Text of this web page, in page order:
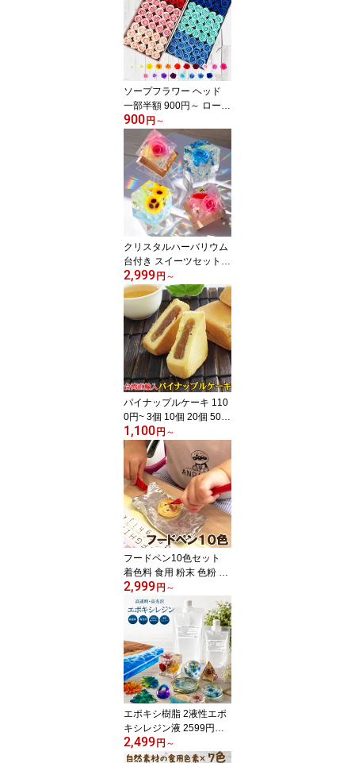
い 父の日のプレゼント
お礼 送別 バラ ローズ ひ
まわり 送料無料 即日発
送
ソープフラワー ヘッド
一部半額 900円～ ローズ
大輪ローズ ミニローズ
オースティンローズ 2色
ローズ レインボーローズ
カーネーション 芍薬 シ
ャクヤク 牡丹 ピンポン
マム 紫陽花 アジサイ バ
ラ 材料 花材 造花 シャボ
ンフラワー 石鹸花 手作
り 枯れない
900 円 ～
クリスタルハーバリウム
台付き スイーツセット選
択可 花 プレゼント ギフ
ト 誕生日 お祝い お礼 女
性 母親 妻 友人 おしゃれ
インテリア 枯れない花
送料無料
2,999 円 ～
パイナップルケーキ 110
0円~ 3個 10個 20個 50個
台湾製 送料無料 お土産
焼き菓子 茶菓子 台湾ス
イーツ クッキー 中華菓
子 お茶請け お試し パイ
ナップルジャム アジア
おやつ お菓子 鳳梨酥
1,100 円 ～
フードペン10色セット
着色料 食用 粉末 色粉 食
べれるシート フードカラ
ー ケーキ 安全 アイシン
グ オブアート キャラ弁
お弁当 お菓子 デコ弁 簡
単 遠足 運動会 ポスト投
函 クリスマス
2,999 円 ～
エポキシ樹脂 2液性エポ
キシレジン液 2599円～
600g/1.5kg/15kg DIY レ
ジンアクセサリー オルゴ
2,499 円 ～